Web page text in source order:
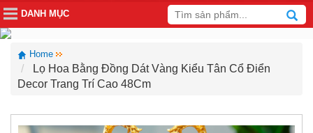
DANH MỤC
Home
Lọ Hoa Bằng Đồng Dát Vàng Kiểu Tân Cổ Điển
Decor Trang Trí Cao 48Cm